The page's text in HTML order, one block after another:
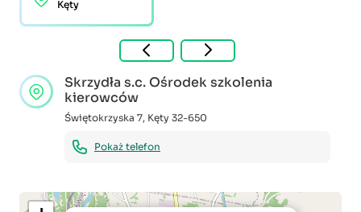
Kęty
Skrzydła s.c. Ośrodek szkolenia
kierowców
Świętokrzyska 7, Kęty 32-650
Pokaż telefon